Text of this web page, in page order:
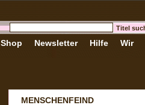
Shop Newsletter Hilfe Wir
MENSCHENFEIND